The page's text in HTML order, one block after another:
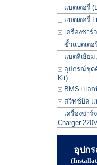
แบตเตอรี่
แบตเตอรี่
เครื่องชาร์
ขั้วแบตเตอ
แบตลิเธียม
อุปกรณ์ชุด
Kit)
BMS+แอ
สวิทช์บิด แ
เครื่องชาร์
Charger
อุปก